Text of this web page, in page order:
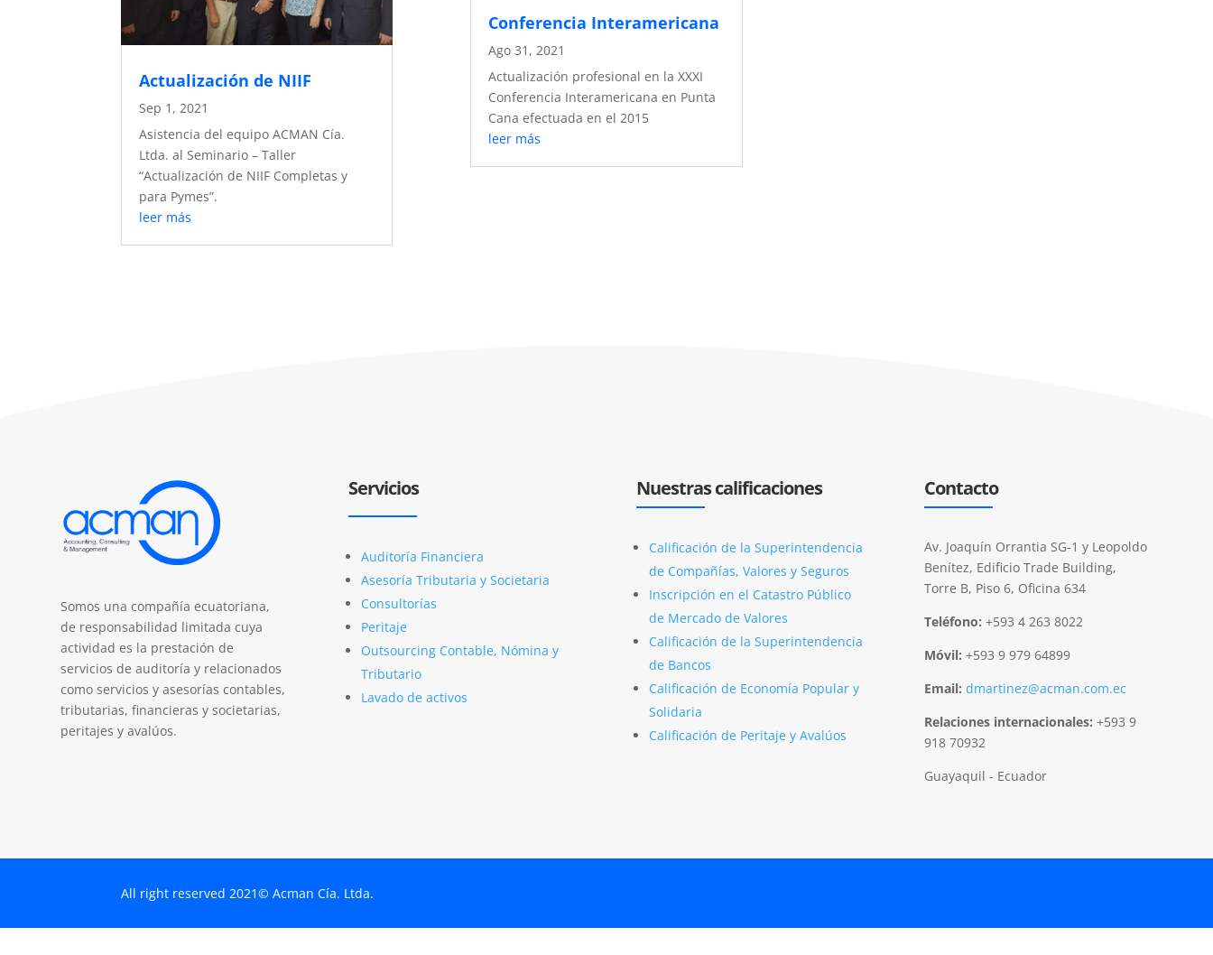
Actualización de NIIF
Sep 1, 2021
Asistencia del equipo ACMAN Cía.
Ltda. al Seminario – Taller
“Actualización de NIIF Completas y
para Pymes”.
leer más
Conferencia Interamericana
Ago 31, 2021
Actualización profesional en la XXXI
Conferencia Interamericana en Punta
Cana efectuada en el 2015
leer más
Somos una compañía ecuatoriana,
de responsabilidad limitada cuya
actividad es la prestación de
servicios de auditoría y relacionados
como servicios y asesorías contables,
tributarias, financieras y societarias,
peritajes y avalúos.
Servicios
Auditoría Financiera
Asesoría Tributaria y Societaria
Consultorías
Peritaje
Outsourcing Contable, Nómina y
Tributario
Lavado de activos
Nuestras calificaciones
Calificación de la Superintendencia
de Compañías, Valores y Seguros
Inscripción en el Catastro Público
de Mercado de Valores
Calificación de la Superintendencia
de Bancos
Calificación de Economía Popular y
Solidaria
Calificación de Peritaje y Avalúos
Contacto
Av. Joaquín Orrantia SG-1 y Leopoldo
Benítez, Edificio Trade Building,
Torre B, Piso 6, Oficina 634
Teléfono: +593 4 263 8022
Móvil: +593 9 979 64899
Email: dmartinez@acman.com.ec
Relaciones internacionales:+593 9
918 70932
Guayaquil - Ecuador
All right reserved 2021© Acman Cía. Ltda.